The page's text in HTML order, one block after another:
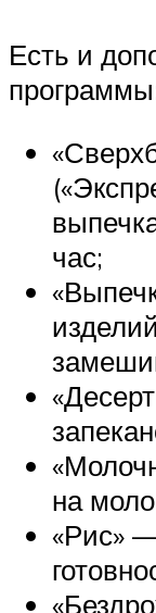
Есть и
час;
на
«Рис»